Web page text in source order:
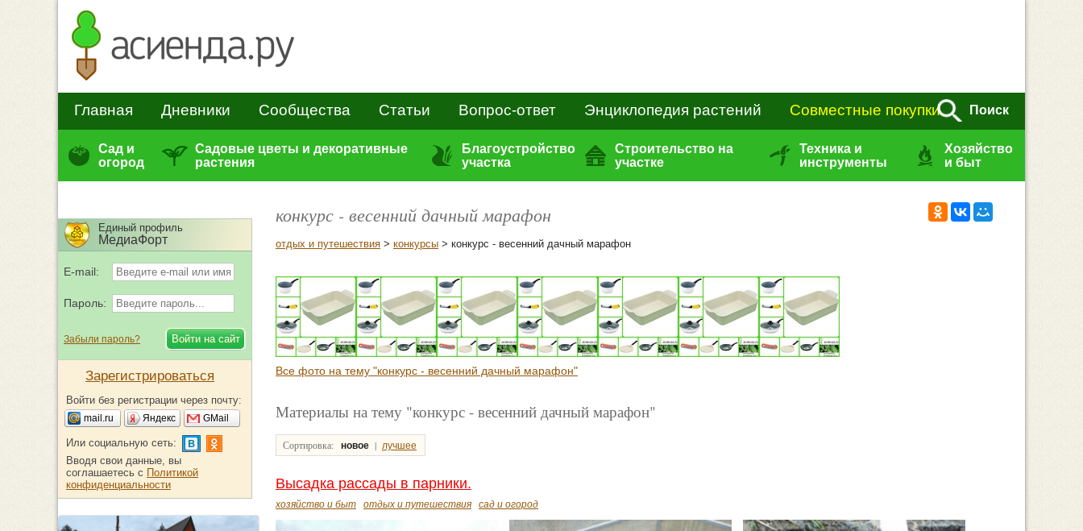
Главная Дневники Сообщества Статьи Вопрос-ответ Энциклопедия растений Совместные покупки Поиск
Сад и
огород
Садовые цветы и декоративные
растения
Благоустройство
участка
Строительство на
участке
Техника и
инструменты
Хозяйство
и быт
конкурс - весенний дачный марафон
отдых и путешествия > конкурсы > конкурс - весенний дачный марафон
Все фото на тему "конкурс - весенний дачный марафон"
Материалы на тему "конкурс - весенний дачный марафон"
Сортировка: новое | лучшее
Высадка рассады в парники.
хозяйство и быт отдых и путешествия сад и огород
Единый профиль
МедиаФорт
E-mail:
Пароль:
Забыли пароль?
Зарегистрироваться
Войти без регистрации через почту:
mail.ru Яндекс GMail
Или социальную сеть:
Вводя свои данные, вы
соглашаетесь с Политикой
конфиденциальности